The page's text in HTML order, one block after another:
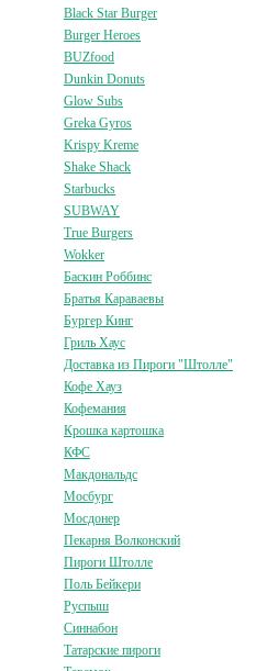
Black Star Burger
Burger Heroes
BUZfood
Dunkin Donuts
Glow Subs
Greka Gyros
Krispy Kreme
Shake Shack
Starbucks
SUBWAY
True Burgers
Wokker
Баскин Роббинс
Братья Караваевы
Бургер Кинг
Гриль Хаус
Доставка из Пироги "Штолле"
Кофе Хауз
Кофемания
Крошка картошка
КФС
Макдональдс
Мосбург
Мосдонер
Пекарня Волконский
Пироги Штолле
Поль Бейкери
Руспыш
Синнабон
Татарские пироги